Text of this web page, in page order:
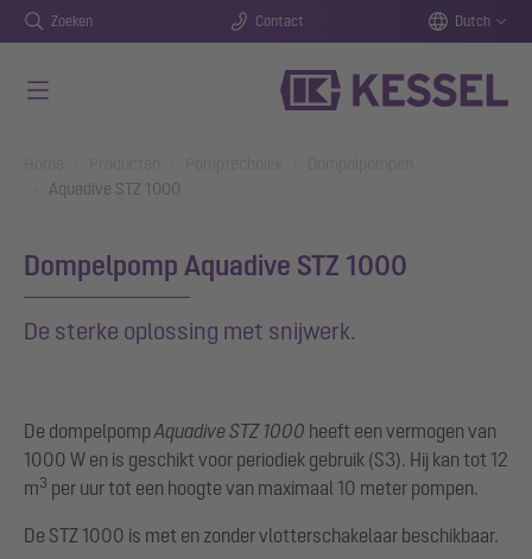
Zoeken Contact Dutch
Aquadive STZ 1000
Dompelpomp Aquadive STZ 1000
De sterke oplossing met snijwerk.
De dompelpomp Aquadive STZ 1000 heeft een vermogen van
1000 W en is geschikt voor periodiek gebruik (S3). Hij kan tot 12
m3 per uur tot een hoogte van maximaal 10 meter pompen.
De STZ 1000 is met en zonder vlotterschakelaar beschikbaar.